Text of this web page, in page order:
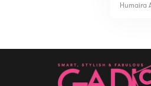
Humaira